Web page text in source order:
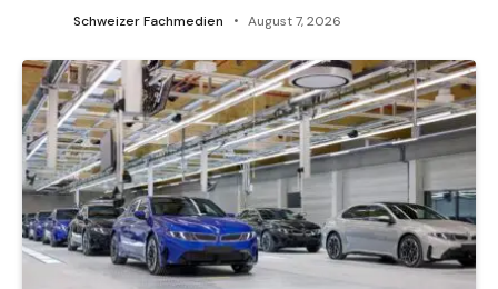
Schweizer Fachmedien August 7, 2026